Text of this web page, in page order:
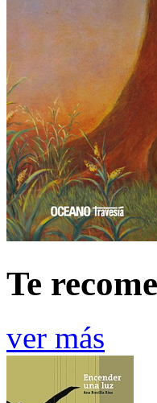
Te
ver más